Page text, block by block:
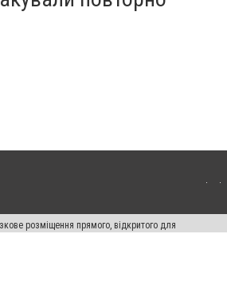
розміщення прямого, відкритого для